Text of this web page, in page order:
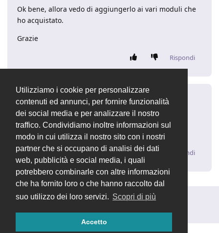
Utilizziamo i cookie per personalizzare
contenuti ed annunci, per fornire funzionalità
dei social media e per analizzare il nostro
traffico. Condividiamo inoltre informazioni sul
modo in cui utilizza il nostro sito con i nostri
partner che si occupano di analisi dei dati
web, pubblicità e social media, i quali
potrebbero combinarle con altre informazioni
che ha fornito loro o che hanno raccolto dal
suo utilizzo dei loro servizi. Scopri di più
Accetto
Ok bene, allora vedo di aggiungerlo ai vari moduli che
ho acquistato.
Grazie
Rispondi
L lexen 1 apr 2021
Salve,
anche io sono interessato.
Rispondi
Rispondi alla discussione...